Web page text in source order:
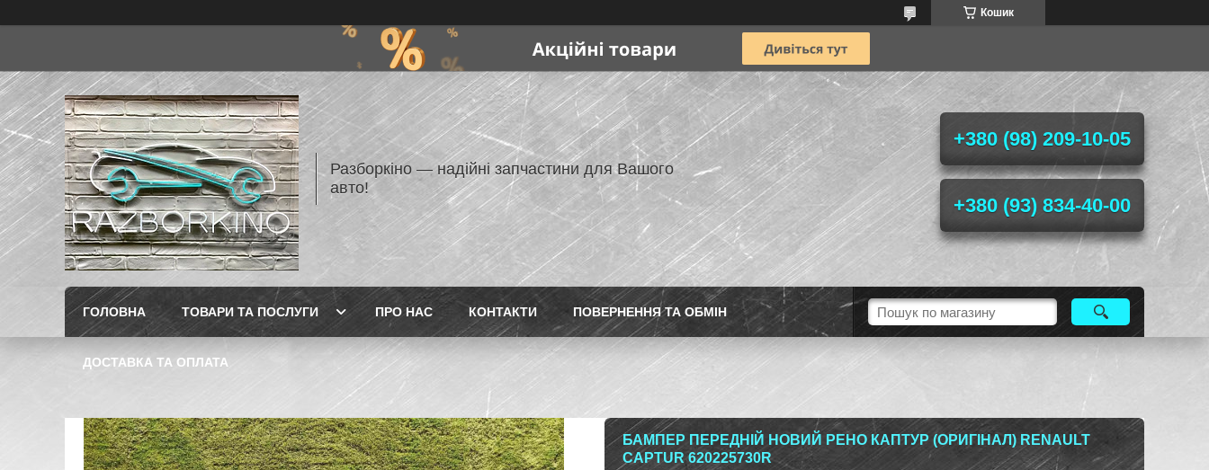
Кошик
Разборкіно — надійні запчастини для Вашого
авто!
+380 (98) 209-10-05
+380 (93) 834-40-00
ГОЛОВНА ТОВАРИ ТА ПОСЛУГИ ПРО НАС КОНТАКТИ ПОВЕРНЕННЯ ТА ОБМІН
ДОСТАВКА ТА ОПЛАТА
БАМПЕР ПЕРЕДНІЙ НОВИЙ РЕНО КАПТУР (ОРИГІНАЛ) RENAULT
CAPTUR 620225730R